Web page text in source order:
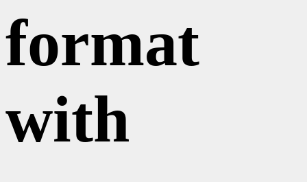
format
with